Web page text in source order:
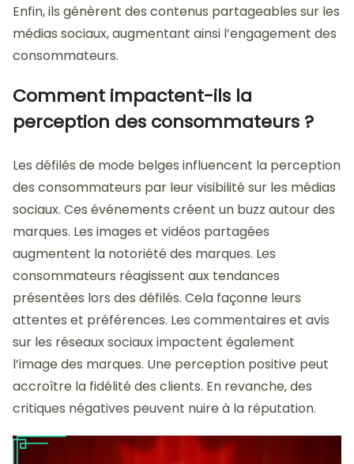
Enfin, ils génèrent des contenus partageables sur les
médias sociaux, augmentant ainsi l’engagement des
consommateurs.
Comment impactent-ils la
perception des consommateurs ?
Les défilés de mode belges influencent la perception
des consommateurs par leur visibilité sur les médias
sociaux. Ces événements créent un buzz autour des
marques. Les images et vidéos partagées
augmentent la notoriété des marques. Les
consommateurs réagissent aux tendances
présentées lors des défilés. Cela façonne leurs
attentes et préférences. Les commentaires et avis
sur les réseaux sociaux impactent également
l’image des marques. Une perception positive peut
accroître la fidélité des clients. En revanche, des
critiques négatives peuvent nuire à la réputation.